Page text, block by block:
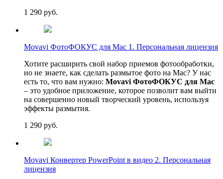
1 290 руб.
Movavi ФотоФОКУС для Mac 1. Персональная лицензия
Хотите расширить свой набор приемов фотообработки,
но не знаете, как сделать размытое фото на Mac? У нас
есть то, что вам нужно: Movavi ФотоФОКУС для Mac
– это удобное приложение, которое позволит вам выйти
на совершенно новый творческий уровень, используя
эффекты размытия.
1 290 руб.
Movavi Конвертер PowerPoint в видео 2. Персональная
лицензия